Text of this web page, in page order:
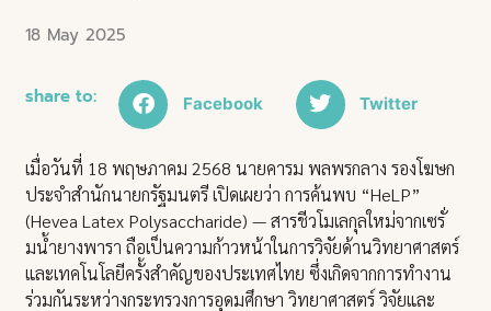
18 May 2025
share to: Facebook Twitter
เมื่อวันที่ 18 พฤษภาคม 2568 นายคารม พลพรกลาง รองโฆษก
ประจำสำนักนายกรัฐมนตรี เปิดเผยว่า การค้นพบ “HeLP”
(Hevea Latex Polysaccharide) — สารชีวโมเลกุลใหม่จากเซรั่
มน้ำยางพารา ถือเป็นความก้าวหน้าในการวิจัยด้านวิทยาศาสตร์
และเทคโนโลยีครั้งสำคัญของประเทศไทย ซึ่งเกิดจากการทำงาน
ร่วมกันระหว่างกระทรวงการอุดมศึกษา วิทยาศาสตร์ วิจัยและ